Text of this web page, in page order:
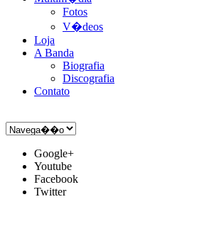
Fotos
V�deos
Loja
A Banda
Biografia
Discografia
Contato
Google+
Youtube
Facebook
Twitter